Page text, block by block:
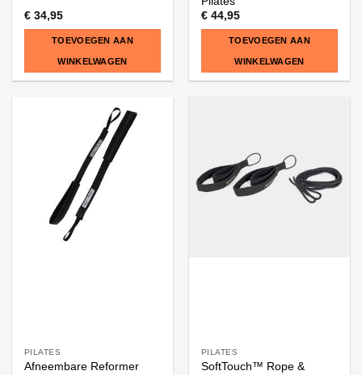
€34,95
TOEVOEGEN AAN
WINKELWAGEN
€44,95
TOEVOEGEN AAN
WINKELWAGEN
PILATES
Afneembare Reformer
PILATES
SoftTouch™ Rope &